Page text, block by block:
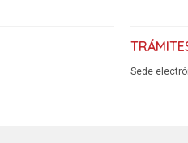
Sede